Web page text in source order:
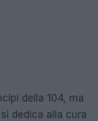
della 104, ma
dedica alla cura